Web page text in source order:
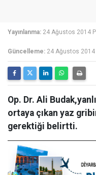
Yayınlanma: 24 Ağustos 2014
Güncelleme: 24 Ağustos 2014
Op. Dr. Ali
ortaya çıkan yaz
gerektiği belirtti.